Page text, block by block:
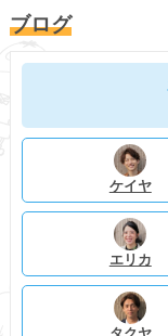
ブログ
ケイヤ
エリカ